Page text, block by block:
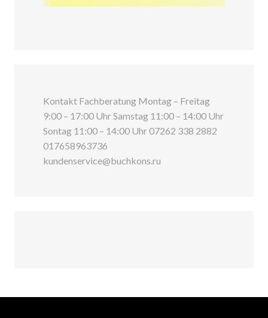
Kontakt Fachberatung Montag – Freitag
9:00 – 17:00 Uhr Samstag 11:00 – 14:00 Uhr
Sontag 11:00 – 14:00 Uhr 07262 338 2882
017658963736
kundenservice@buchkons.ru